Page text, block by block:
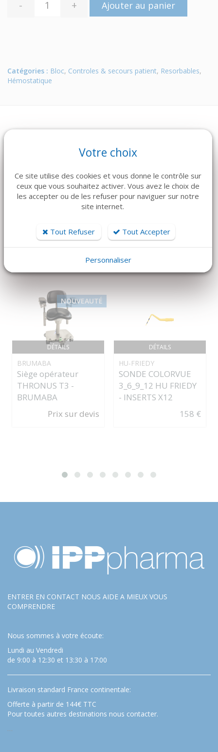
- + Ajouter au panier
Catégories : Bloc, Controles & secours patient, Resorbables,
Hémostatique
Dans la même famille de produits, découvrez également ces
produits plébiscités par nos clients
DÉTAILS
NOUVEAUTÉ
BRUMABA
Siège opérateur
THRONUS T3 -
BRUMABA
Prix sur devis
DÉTAILS
HU-FRIEDY
SONDE COLORVUE
3_6_9_12 HU FRIEDY
- INSERTS X12
158 €
ENTRER EN CONTACT NOUS AIDE A MIEUX VOUS
COMPRENDRE
Nous sommes à votre écoute:
Lundi au Vendredi
de 9:00 à 12:30 et 13:30 à 17:00
Livraison standard France continentale:
Offerte à partir de 144€ TTC
Pour toutes autres destinations nous contacter.
…
Votre choix
Ce site utilise des cookies et vous donne le contrôle sur
ceux que vous souhaitez activer. Vous avez le choix de
les accepter ou de les refuser pour naviguer sur notre
site internet.
Tout Refuser Tout Accepter
Personnaliser